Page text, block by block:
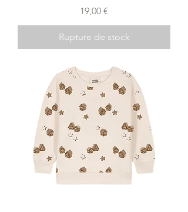
Prix
19,00 €
Rupture de stock